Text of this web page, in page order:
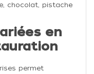
chocolat, pistache
en
permet